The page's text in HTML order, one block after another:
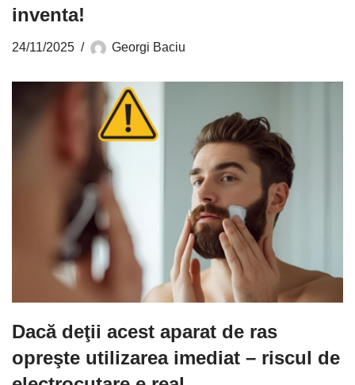
inventa!
24/11/2025 Georgi Baciu
Dacă deţii acest aparat de ras
opreşte utilizarea imediat – riscul de